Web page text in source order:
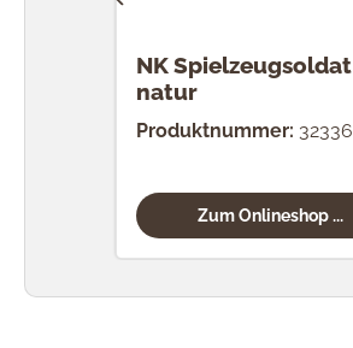
NK Spielzeugsoldat
natur
Produktnummer: 32336
Zum Onlineshop ...